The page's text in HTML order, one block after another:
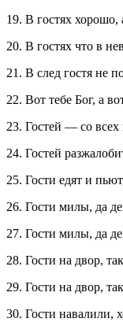
19. В гостях хорошо,
20. В гостях что в
21. В след гостя не
22. Вот тебе Бог, а
23. Гостей — со всех
24. Гостей
25. Гости едят и
26. Гости милы, да
27. Гости милы, да
28. Гости на двор,
29. Гости на двор,
30. Гости навалили,